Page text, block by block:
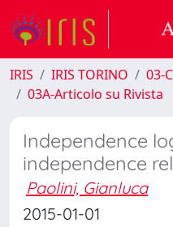
IRIS IRIS TORINO
03-
03A-Articolo su Rivista
Independence
independence
Paolini, Gianluca
2015-01-01